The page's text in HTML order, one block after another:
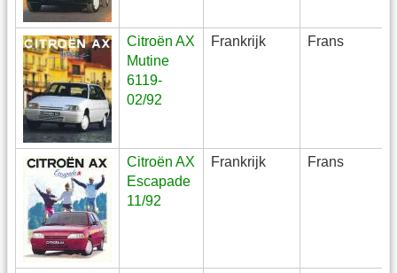
Citroën AX
Mutine
6119-
02/92
Frankrijk Frans
Citroën AX
Escapade
11/92
Frankrijk Frans